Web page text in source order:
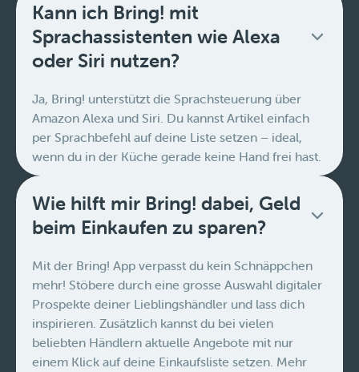
Kann ich Bring! mit
Sprachassistenten wie Alexa
oder Siri nutzen?
Ja, Bring! unterstützt die Sprachsteuerung über
Amazon Alexa und Siri. Du kannst Artikel einfach
per Sprachbefehl auf deine Liste setzen – ideal,
wenn du in der Küche gerade keine Hand frei hast.
Wie hilft mir Bring! dabei, Geld
beim Einkaufen zu sparen?
Mit der Bring! App verpasst du kein Schnäppchen
mehr! Stöbere durch eine grosse Auswahl digitaler
Prospekte deiner Lieblingshändler und lass dich
inspirieren. Zusätzlich kannst du bei vielen
beliebten Händlern aktuelle Angebote mit nur
einem Klick auf deine Einkaufsliste setzen. Mehr